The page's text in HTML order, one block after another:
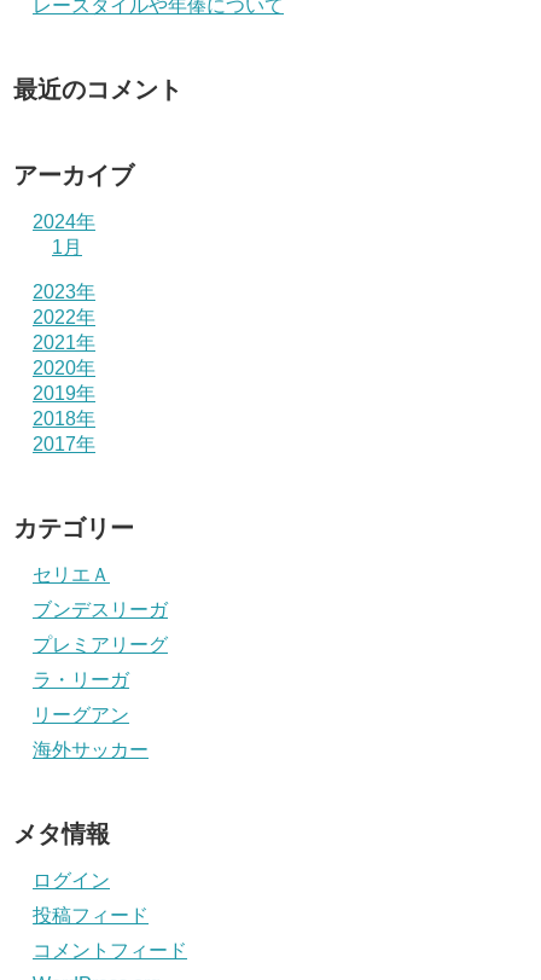
レースタイルや年俸について
最近のコメント
アーカイブ
2024年
1月
2023年
2022年
2021年
2020年
2019年
2018年
2017年
カテゴリー
セリエＡ
ブンデスリーガ
プレミアリーグ
ラ・リーガ
リーグアン
海外サッカー
メタ情報
ログイン
投稿フィード
コメントフィード